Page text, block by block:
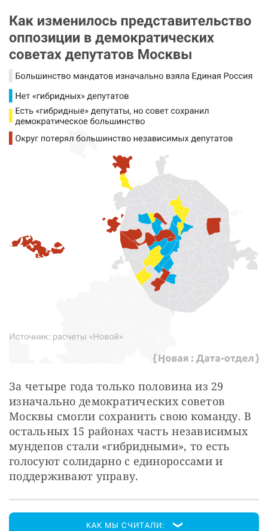
За четыре года только половина из 29
изначально демократических советов
Москвы смогли сохранить свою команду. В
остальных 15 районах часть независимых
мундепов стали «гибридными», то есть
голосуют солидарно с единороссами и
поддерживают управу.
КАК МЫ СЧИТАЛИ: